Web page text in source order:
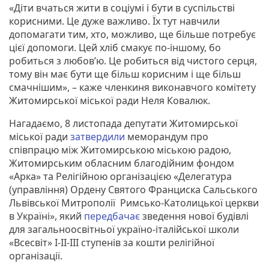
«Діти вчаться жити в соціумі і бути в суспільстві
корисними. Це дуже важливо. Їх тут навчили
допомагати тим, хто, можливо, ще більше потребує
цієї допомоги. Цей хліб смакує по-іншому, бо
робиться з любов’ю. Це робиться від чистого серця,
тому він має бути ще більш корисним і ще більш
смачнішим», – каже членкиня виконавчого комітету
Житомирської міської ради Неля Ковалюк.
Нагадаємо, 8 листопада депутати Житомирської
міської ради затвердили меморандум про
співпрацю між Житомирською міською радою,
Житомирським обласним благодійним фондом
«Арка» та Релігійною організацією «Делегатура
(управління) Ордену Святого Франциска Сальського
Львівської Митрополії Римсько-Католицької церкви
в Україні», який передбачаєзведення нової будівлі
для загальноосвітньої україно-італійської школи
«Всесвіт» І-ІІ-ІІІ ступенів за кошти релігійної
організації.